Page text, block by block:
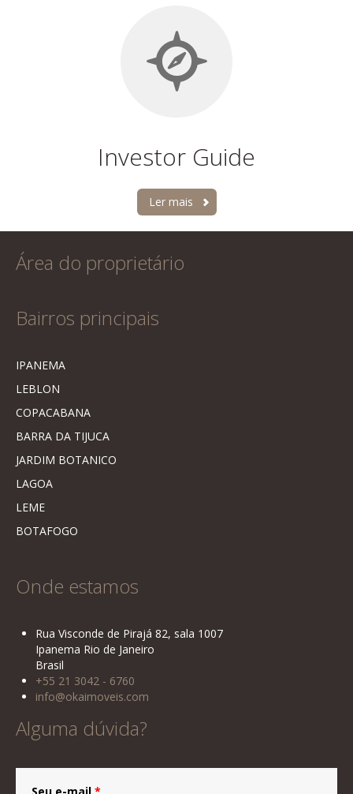
Investor Guide
Ler mais
Área do proprietário
Bairros principais
IPANEMA
LEBLON
COPACABANA
BARRA DA TIJUCA
JARDIM BOTANICO
LAGOA
LEME
BOTAFOGO
Onde estamos
Rua Visconde de Pirajá 82, sala 1007
Ipanema Rio de Janeiro
Brasil
+55 21 3042 - 6760
info@okaimoveis.com
Alguma dúvida?